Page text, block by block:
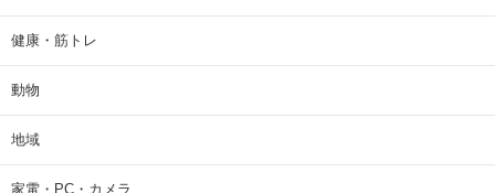
健康・筋トレ
動物
地域
家電・PC・カメラ